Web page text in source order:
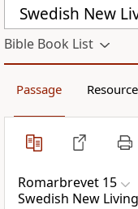
Bible Book List
Passage
Romarbrevet 15
Swedish New